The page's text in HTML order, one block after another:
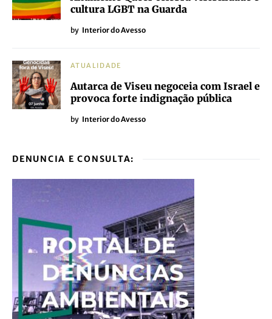
cultura LGBT na Guarda
by Interior do Avesso
ATUALIDADE
Autarca de Viseu negoceia com Israel e
provoca forte indignação pública
by Interior do Avesso
DENUNCIA E CONSULTA: